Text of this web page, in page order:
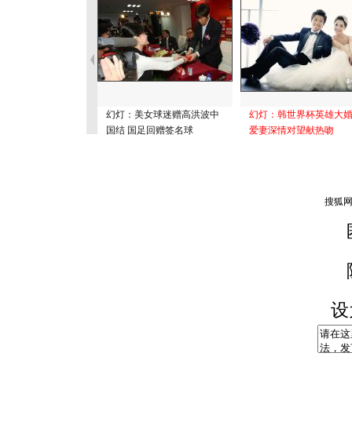
幻灯：美女球迷赠高洪波中
国结 国足回赠签名球
幻灯：韩世界杯英雄大
爱妻深情对望献热吻